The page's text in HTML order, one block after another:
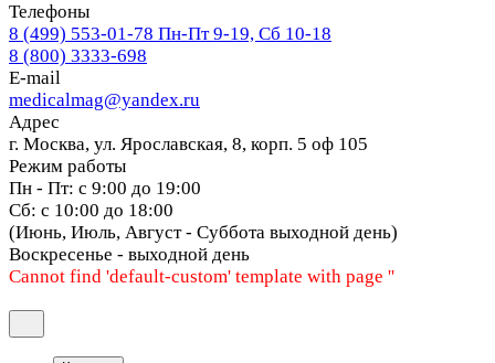
Телефоны
8 (499) 553-01-78 Пн-Пт 9-19, Сб 10-18
8 (800) 3333-698
E-mail
medicalmag@yandex.ru
Адрес
г. Москва, ул. Ярославская, 8, корп. 5 оф 105
Режим работы
Пн - Пт: с 9:00 до 19:00
Сб: с 10:00 до 18:00
(Июнь, Июль, Август - Суббота выходной день)
Воскресенье - выходной день
Cannot find 'default-custom' template with page ''